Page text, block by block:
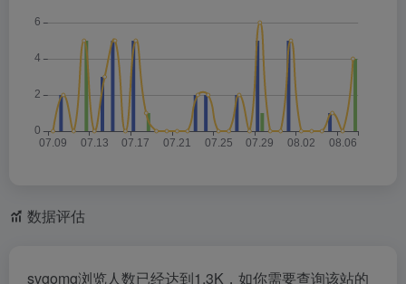
数据评估
svgomg浏览人数已经达到1.3K，如你需要查询该站的